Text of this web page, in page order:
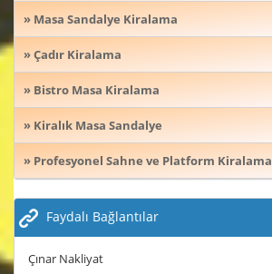
» Masa Sandalye Kiralama
» Çadır Kiralama
» Bistro Masa Kiralama
» Kiralık Masa Sandalye
» Profesyonel Sahne ve Platform Kiralama
Faydalı Bağlantılar
Çınar Nakliyat